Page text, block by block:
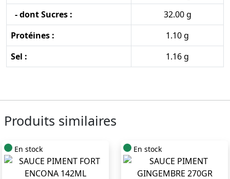
- dont Sucres :
32.00 g
Protéines :
1.10 g
Sel :
1.16 g
Produits similaires
En stock En stock